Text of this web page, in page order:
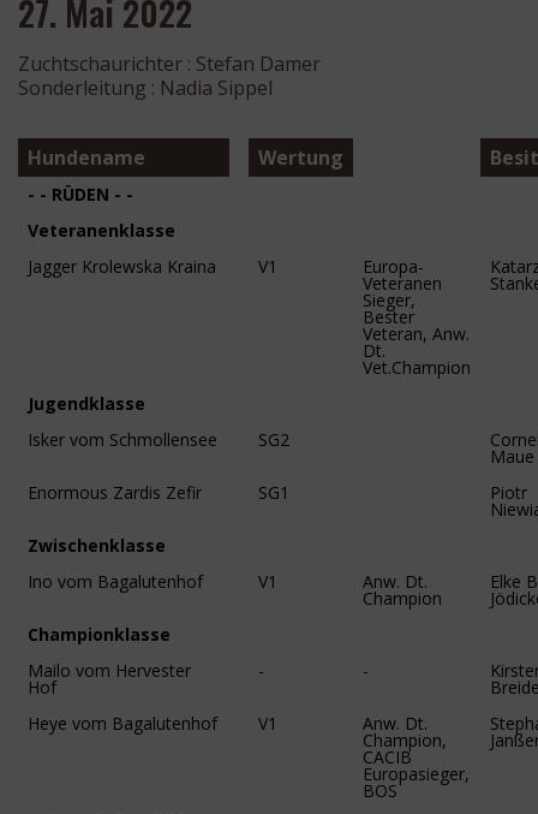
27. Mai 2022
Zuchtschaurichter : Stefan Damer
Sonderleitung : Nadia Sippel
Hundename Wertung
- - RÜDEN - -
Veteranenklasse
Jagger Krolewska Kraina
V1 Europa-
Veteranen
Sieger,
Bester
Veteran, Anw.
Dt.
Vet.Champion
Jugendklasse
Isker vom Schmollensee
SG2
Maue
Enormous Zardis Zefir
SG1 Piotr
Zwischenklasse
Ino vom Bagalutenhof
V1 Anw. Dt.
Champion
Elke
Championklasse
Mailo vom Hervester
Hof
- -
Heye vom Bagalutenhof
V1 Anw. Dt.
Champion,
CACIB
Europasieger,
BOS